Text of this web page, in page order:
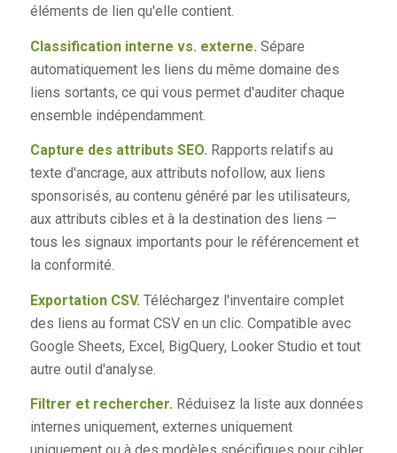
éléments de lien qu'elle contient.
Classification interne vs. externe. Sépare
automatiquement les liens du même domaine des
liens sortants, ce qui vous permet d'auditer chaque
ensemble indépendamment.
Capture des attributs SEO.Rapports relatifs au
texte d'ancrage, aux attributs nofollow, aux liens
sponsorisés, au contenu généré par les utilisateurs,
aux attributs cibles et à la destination des liens —
tous les signaux importants pour le référencement et
la conformité.
Exportation CSV. Téléchargez l'inventaire complet
des liens au format CSV en un clic. Compatible avec
Google Sheets, Excel, BigQuery, Looker Studio et tout
autre outil d'analyse.
Filtrer et rechercher.Réduisez la liste aux données
internes uniquement, externes uniquement